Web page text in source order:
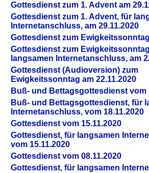
Gottesdienst zum 1. Advent am
Gottesdienst zum 1. Advent, für
Internetanschluss, am 29.11.2020
Gottesdienst zum
Gottesdienst zum
langsamen Internetanschluss, am
Gottesdienst (Audioversion) zum
Ewigkeitssonntag am 22.11.2020
Buß- und Bettagsgottesdienst vom
Buß- und Bettagsgottesdienst, für
Internetanschluss, vom 18.11.2020
Gottesdienst vom 15.11.2020
Gottesdienst, für langsamen
vom 15.11.2020
Gottesdienst vom 08.11.2020
Gottesdienst, für langsamen